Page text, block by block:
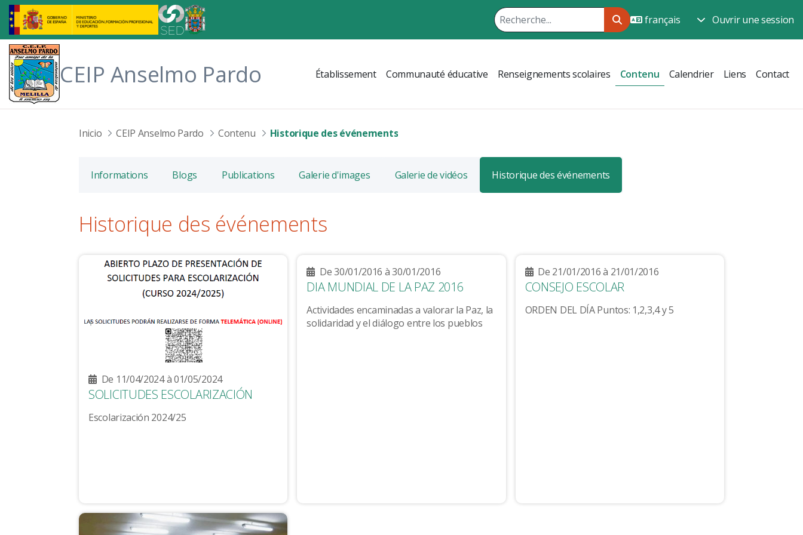
Saut au contenu principal
Ouvrir une session
CEIP Anselmo Pardo Établissement Communauté éducative Renseignements scolaires Contenu Calendrier Liens Contact
Inicio CEIP Anselmo Pardo Contenu Historique des événements
Informations Blogs Publications Galerie d'images Galerie de vidéos Historique des événements
Historique des événements
De 11/04/2024 à 01/05/2024
SOLICITUDES ESCOLARIZACIÓN
Escolarización 2024/25
De 30/01/2016 à 30/01/2016
DIA MUNDIAL DE LA PAZ 2016
Actividades encaminadas a valorar la Paz, la
solidaridad y el diálogo entre los pueblos
De 21/01/2016 à 21/01/2016
CONSEJO ESCOLAR
ORDEN DEL DÍA Puntos: 1,2,3,4 y 5